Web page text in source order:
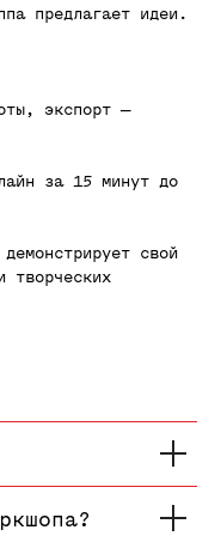
предлагает идеи.
экспорт —
за 15 минут до
свой
творческих